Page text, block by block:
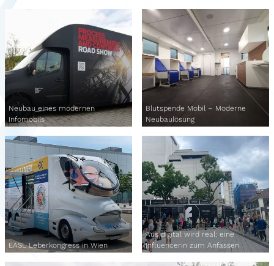
Neubau eines modernen
Infomobils
Blutspende Mobil – Moderne
Neubaulösung
EASL Leberkongress in Wien
Aus digital wird real: eine
Influencerin zum Anfassen